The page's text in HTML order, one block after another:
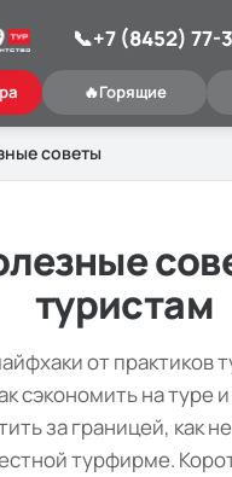
🔥Горящие
📞+7 (8452) 77-
советы
туристам
от практиков
сэкономить на туре
за границей, как
турфирме.